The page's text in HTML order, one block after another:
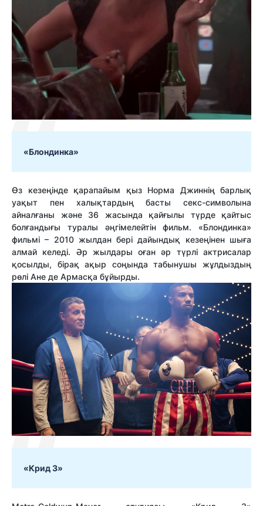
«Блондинка»
Өз кезеңінде қарапайым қыз Норма Джиннің барлық
уақыт пен халықтардың басты секс-символына
айналғаны және 36 жасында қайғылы түрде қайтыс
болғандығы туралы әңгімелейтін фильм. «Блондинка»
фильмі – 2010 жылдан бері дайындық кезеңінен шыға
алмай келеді. Әр жылдары оған әр түрлі актрисалар
қосылды, бірақ ақыр соңында табынушы жұлдыздың
рөлі Ане де Армасқа бұйырды.
«Крид 3»